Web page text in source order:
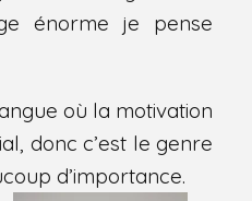
énorme je pense
où la motivation
donc c’est le genre
d’importance.